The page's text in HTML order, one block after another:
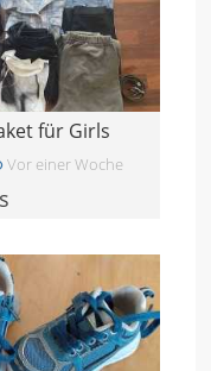
für Girls
Vor einer Woche